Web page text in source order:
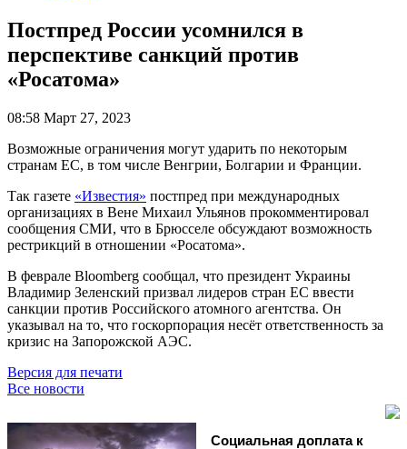
Постпред России усомнился в
перспективе санкций против
«Росатома»
08:58 Март 27, 2023
Возможные ограничения могут ударить по некоторым
странам ЕС, в том числе Венгрии, Болгарии и Франции.
Так газете «Известия» постпред при международных
организациях в Вене Михаил Ульянов прокомментировал
сообщения СМИ, что в Брюсселе обсуждают возможность
рестрикций в отношении «Росатома».
В феврале Bloomberg сообщал, что президент Украины
Владимир Зеленский призвал лидеров стран ЕС ввести
санкции против Российского атомного агентства. Он
указывал на то, что госкорпорация несёт ответственность за
кризис на Запорожской АЭС.
Версия для печати
Все новости
Социальная доплата к